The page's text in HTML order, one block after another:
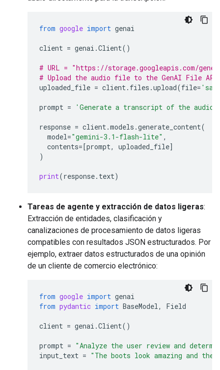
from google import genai
client = genai .Client()
# URL = "https://storage.googleapis.com/
# Upload the audio file to the GenAI File API
uploaded_file = client. files .upload(file=
prompt = 'Generate a transcript of the
response = client.models .generate_content(
model="gemini-3.1-flash-lite" ,
contents=[prompt, uploaded_file]
)
print(response. text)
Tareas de agente y extracción de datos ligeras:
Extracción de entidades, clasificación y
canalizaciones de procesamiento de datos ligeras
compatibles con resultados JSON estructurados. Por
ejemplo, extraer datos estructurados de una opinión
de un cliente de comercio electrónico:
from google import genai
from pydantic import BaseModel, Field
client = genai .Client()
prompt = "Analyze the user review and
input_text = "The boots look amazing and